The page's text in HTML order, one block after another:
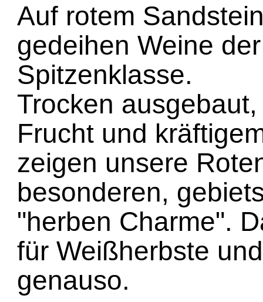
Auf rotem
gedeihen Weine der
Spitzenklasse.
Trocken
Frucht und
zeigen unsere
besonderen,
"herben Charme".
für Weißherbste
genauso.